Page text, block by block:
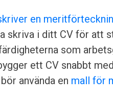
en
skriva i ditt CV för att
som
ett CV snabbt
använda en mall för